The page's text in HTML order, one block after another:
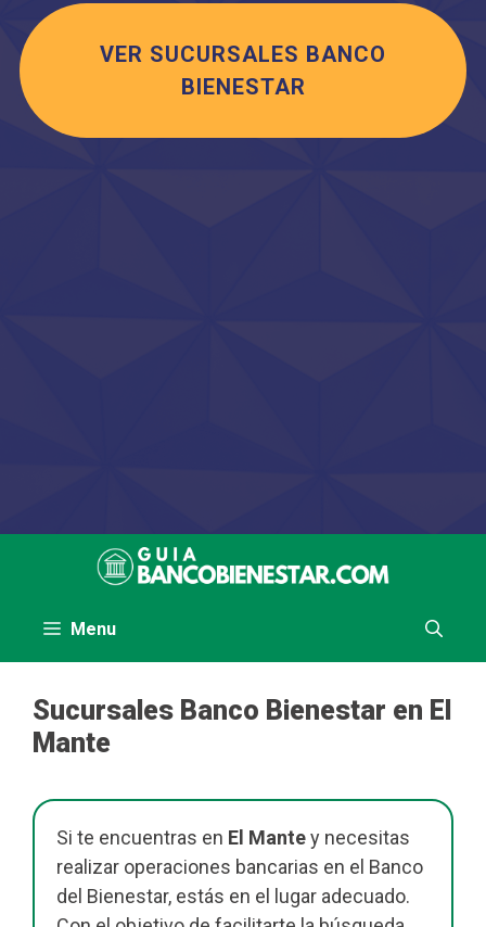
VER SUCURSALES BANCO
BIENESTAR
Menu
Sucursales Banco Bienestar en El
Mante
Si te encuentras en El Mantey necesitas
realizar operaciones bancarias en el Banco
del Bienestar, estás en el lugar adecuado.